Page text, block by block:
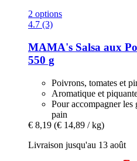
2 options
4.7 (3)
MAMA's Salsa aux
550 g
Poivrons, tomates et
Aromatique et
Pour accompagner les
pain
€ 8,19 (€ 14,89 / kg)
Livraison jusqu'au 13 août